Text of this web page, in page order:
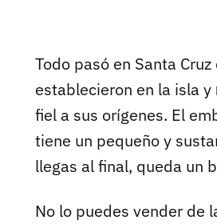
Todo pasó en Santa
establecieron en la isla y
fiel a sus orígenes. El
tiene un pequeño y
llegas al final, queda un
No lo puedes vender de